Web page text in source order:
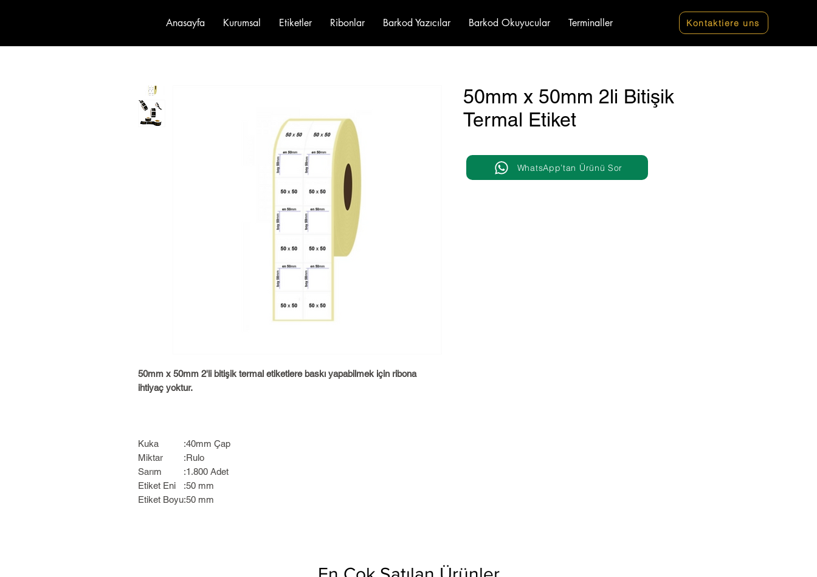
Anasayfa Kurumsal Etiketler Ribonlar Barkod Yazıcılar Barkod Okuyucular Terminaller Kontaktiere uns
50mm x 50mm 2'li bitişik termal etiketlere baskı yapabilmek için ribona
ihtiyaç yoktur.
Kuka :40mm Çap
Miktar
:Rulo
Sarım
:1.800 Adet
Etiket Eni
:50 mm
Etiket Boyu:50 mm
50mm x 50mm 2li Bitişik
Termal Etiket
WhatsApp’tan Ürünü Sor